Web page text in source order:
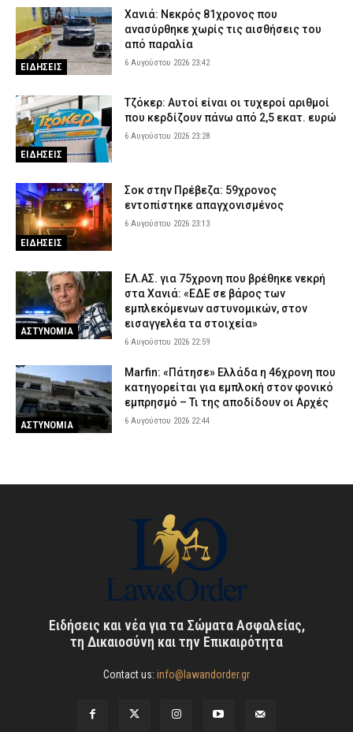
ΕΙΔΗΣΕΙΣ
Χανιά: Νεκρός 81χρονος που
ανασύρθηκε χωρίς τις αισθήσεις του
από παραλία
6 Αυγούστου 2026 23:42
ΕΙΔΗΣΕΙΣ
Τζόκερ: Αυτοί είναι οι τυχεροί αριθμοί
που κερδίζουν πάνω από 2,5 εκατ. ευρώ
6 Αυγούστου 2026 23:28
ΕΙΔΗΣΕΙΣ
Σοκ στην Πρέβεζα: 59χρονος
εντοπίστηκε απαγχονισμένος
6 Αυγούστου 2026 23:13
ΑΣΤΥΝΟΜΙΑ
ΕΛ.ΑΣ. για 75χρονη που βρέθηκε νεκρή
στα Χανιά: «ΕΔΕ σε βάρος των
εμπλεκόμενων αστυνομικών, στον
εισαγγελέα τα στοιχεία»
6 Αυγούστου 2026 22:59
ΑΣΤΥΝΟΜΙΑ
Marfin: «Πάτησε» Ελλάδα η 46χρονη που
κατηγορείται για εμπλοκή στον φονικό
εμπρησμό – Τι της αποδίδουν οι Αρχές
6 Αυγούστου 2026 22:44
Ειδήσεις και νέα για τα Σώματα Ασφαλείας,
τη Δικαιοσύνη και την Επικαιρότητα
Contact us: info@lawandorder.gr